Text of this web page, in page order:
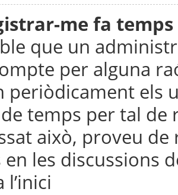
me fa
que un
per alguna
periòdicament els
temps per tal de
això, proveu
en les discussions
l’inici